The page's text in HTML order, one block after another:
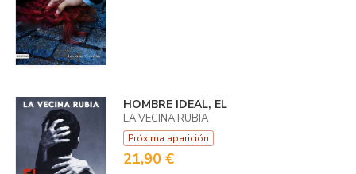
HOMBRE IDEAL, EL
LA VECINA RUBIA
Próxima aparición
21,90 €